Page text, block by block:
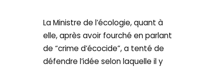
La Ministre de l’écologie, quant à
elle, après avoir fourché en parlant
de “crime d’écocide”, a tenté de
défendre l’idée selon laquelle il y